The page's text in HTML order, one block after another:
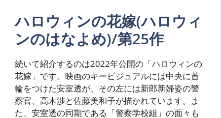
ハロウィンの花嫁(ハロウィ
ンのはなよめ)/第25作
続いて紹介するのは2022年公開の「ハロウィンの
花嫁」です。映画のキービジュアルには中央に首
輪をつけた安室透が、その左には新郎新婦姿の警
察官、高木渉と佐藤美和子が描かれています。ま
た、安室透の同期である「警察学校組」の面々も